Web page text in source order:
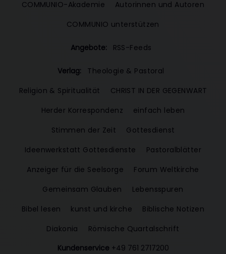
COMMUNIO-Akademie
Autorinnen und Autoren
COMMUNIO unterstützen
Angebote: RSS-Feeds
Verlag:
Theologie & Pastoral
Religion & Spiritualität
CHRIST IN DER GEGENWART
Herder Korrespondenz
einfach leben
Stimmen der Zeit
Gottesdienst
Ideenwerkstatt Gottesdienste
Pastoralblätter
Anzeiger für die Seelsorge
Forum Weltkirche
Gemeinsam Glauben
Lebensspuren
Bibel lesen
kunst und kirche
Biblische Notizen
Diakonia
Römische Quartalschrift
Kundenservice +49 761 2717200